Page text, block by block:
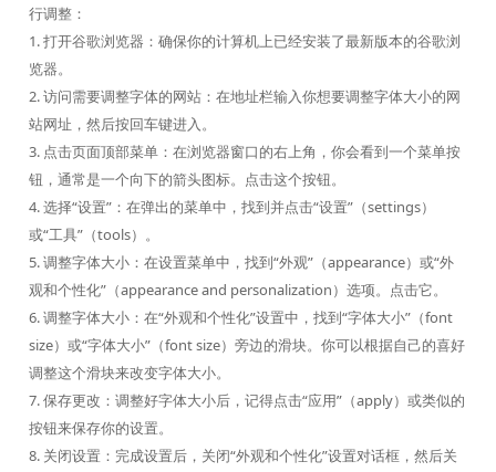
行调整：
1. 打开谷歌浏览器：确保你的计算机上已经安装了最新版本的谷歌浏
览器。
2. 访问需要调整字体的网站：在地址栏输入你想要调整字体大小的网
站网址，然后按回车键进入。
3. 点击页面顶部菜单：在浏览器窗口的右上角，你会看到一个菜单按
钮，通常是一个向下的箭头图标。点击这个按钮。
4. 选择“设置”：在弹出的菜单中，找到并点击“设置”（settings）
或“工具”（tools）。
5. 调整字体大小：在设置菜单中，找到“外观”（appearance）或“外
观和个性化”（appearance and personalization）选项。点击它。
6. 调整字体大小：在“外观和个性化”设置中，找到“字体大小”（font
size）或“字体大小”（font size）旁边的滑块。你可以根据自己的喜好
调整这个滑块来改变字体大小。
7. 保存更改：调整好字体大小后，记得点击“应用”（apply）或类似的
按钮来保存你的设置。
8. 关闭设置：完成设置后，关闭“外观和个性化”设置对话框，然后关